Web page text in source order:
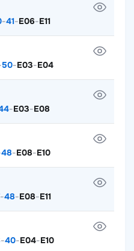
-41-E06-E11
50-E03-E04
-E03-E08
48-E08-E10
-48-E08-E11
-40-E04-E10